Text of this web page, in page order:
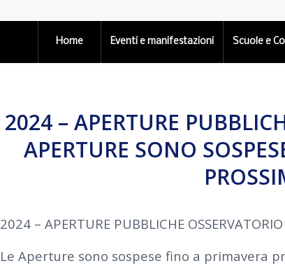
Home Eventi e manifestazioni Scuole e
2024 – APERTURE
APERTURE SONO
2024 – APERTURE PUBBLICHE OSSERVATORIO
Le Aperture sono sospese fino a primavera